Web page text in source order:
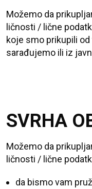
Možemo da
ličnosti / lične
koje smo prikupili
sarađujemo ili iz
SVRHA
Možemo da
ličnosti / lične
da bismo vam